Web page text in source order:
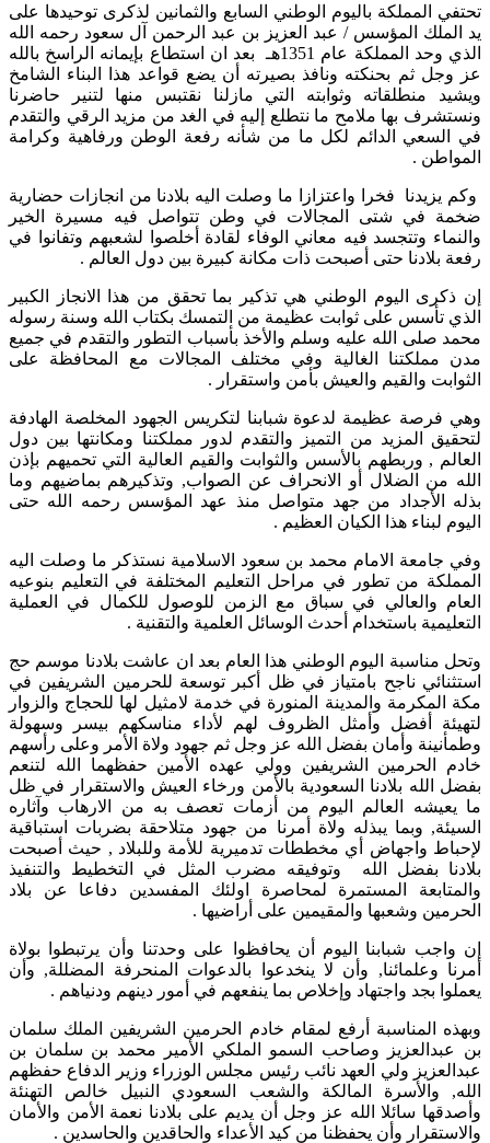
تحتفي المملكة باليوم الوطني السابع والثمانين لذكرى توحيدها على
يد الملك المؤسس / عبد العزيز بن عبد الرحمن آل سعود رحمه الله
الذي وحد المملكة عام 1351هـ بعد ان استطاع بإيمانه الراسخ بالله
عز وجل ثم بحنكته ونافذ بصيرته أن يضع قواعد هذا البناء الشامخ
ويشيد منطلقاته وثوابته التي مازلنا نقتبس منها لتنير حاضرنا
ونستشرف بها ملامح ما نتطلع إليه في الغد من مزيد الرقي والتقدم
في السعي الدائم لكل ما من شأنه رفعة الوطن ورفاهية وكرامة
المواطن .
وكم يزيدنا فخرا واعتزازا ما وصلت اليه بلادنا من انجازات حضارية
ضخمة في شتى المجالات في وطن تتواصل فيه مسيرة الخير
والنماء وتتجسد فيه معاني الوفاء لقادة أخلصوا لشعبهم وتفانوا في
رفعة بلادنا حتى أصبحت ذات مكانة كبيرة بين دول العالم .
إن ذكرى اليوم الوطني هي تذكير بما تحقق من هذا الانجاز الكبير
الذي تأسس على ثوابت عظيمة من التمسك بكتاب الله وسنة رسوله
محمد صلى الله عليه وسلم والأخذ بأسباب التطور والتقدم في جميع
مدن مملكتنا الغالية وفي مختلف المجالات مع المحافظة على
الثوابت والقيم والعيش بأمن واستقرار .
وهي فرصة عظيمة لدعوة شبابنا لتكريس الجهود المخلصة الهادفة
لتحقيق المزيد من التميز والتقدم لدور مملكتنا ومكانتها بين دول
العالم , وربطهم بالأسس والثوابت والقيم العالية التي تحميهم بإذن
الله من الضلال أو الانحراف عن الصواب, وتذكيرهم بماضيهم وما
بذله الأجداد من جهد متواصل منذ عهد المؤسس رحمه الله حتى
اليوم لبناء هذا الكيان العظيم .
وفي جامعة الامام محمد بن سعود الاسلامية نستذكر ما وصلت اليه
المملكة من تطور في مراحل التعليم المختلفة في التعليم بنوعيه
العام والعالي في سباق مع الزمن للوصول للكمال في العملية
التعليمية باستخدام أحدث الوسائل العلمية والتقنية .
وتحل مناسبة اليوم الوطني هذا العام بعد ان عاشت بلادنا موسم حج
استثنائي ناجح بامتياز في ظل أكبر توسعة للحرمين الشريفين في
مكة المكرمة والمدينة المنورة في خدمة لامثيل لها للحجاج والزوار
لتهيئة أفضل وأمثل الظروف لهم لأداء مناسكهم بيسر وسهولة
وطمأنينة وأمان بفضل الله عز وجل ثم جهود ولاة الأمر وعلى رأسهم
خادم الحرمين الشريفين وولي عهده الأمين حفظهما الله لتنعم
بفضل الله بلادنا السعودية بالأمن ورخاء العيش والاستقرار في ظل
ما يعيشه العالم اليوم من أزمات تعصف به من الارهاب وآثاره
السيئة, وبما يبذله ولاة أمرنا من جهود متلاحقة بضربات استباقية
لإحباط واجهاض أي مخططات تدميرية للأمة وللبلاد , حيث أصبحت
بلادنا بفضل الله وتوفيقه مضرب المثل في التخطيط والتنفيذ
والمتابعة المستمرة لمحاصرة اولئك المفسدين دفاعا عن بلاد
الحرمين وشعبها والمقيمين على أراضيها .
إن واجب شبابنا اليوم أن يحافظوا على وحدتنا وأن يرتبطوا بولاة
أمرنا وعلمائنا, وأن لا ينخدعوا بالدعوات المنحرفة المضللة, وأن
يعملوا بجد واجتهاد وإخلاص بما ينفعهم في أمور دينهم ودنياهم .
وبهذه المناسبة أرفع لمقام خادم الحرمين الشريفين الملك سلمان
بن عبدالعزيز وصاحب السمو الملكي الأمير محمد بن سلمان بن
عبدالعزيز ولي العهد نائب رئيس مجلس الوزراء وزير الدفاع حفظهم
الله, والأسرة المالكة والشعب السعودي النبيل خالص التهنئة
وأصدقها سائلا الله عز وجل أن يديم على بلادنا نعمة الأمن والأمان
والاستقرار وأن يحفظنا من كيد الأعداء والحاقدين والحاسدين .